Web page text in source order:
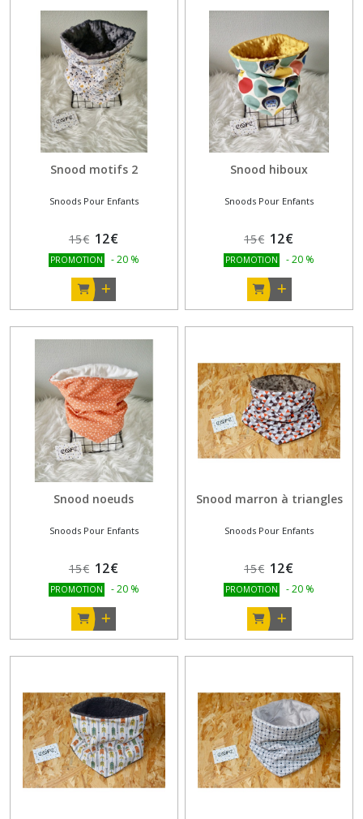
Snood motifs 2
Snoods Pour Enfants
15€ 12€
PROMOTION -20 %
Snood hiboux
Snoods Pour Enfants
15€ 12€
PROMOTION -20 %
Snood noeuds
Snoods Pour Enfants
15€ 12€
PROMOTION -20 %
Snood marron à triangles
Snoods Pour Enfants
15€ 12€
PROMOTION -20 %